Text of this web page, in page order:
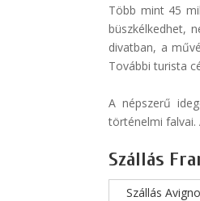
Több mint 45
büszkélkedhet,
divatban, a
További turista
A népszerű
történelmi falvai.
Szállás
Szállás